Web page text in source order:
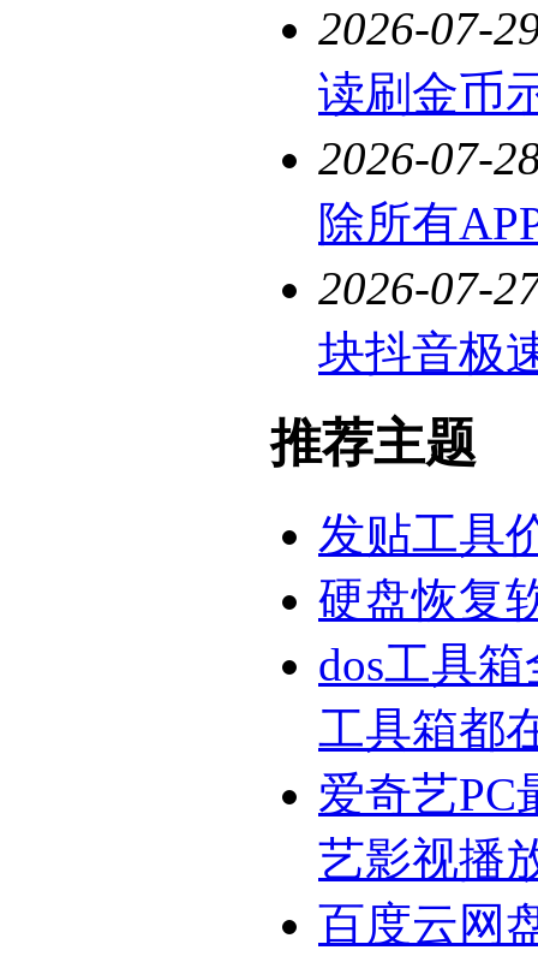
2026-07-
读刷金币
2026-07-
除所有
2026-07-
块抖音极
推荐主题
发贴工具
硬盘恢复
dos工具
工具箱都
爱奇艺PC
艺影视播
百度云网